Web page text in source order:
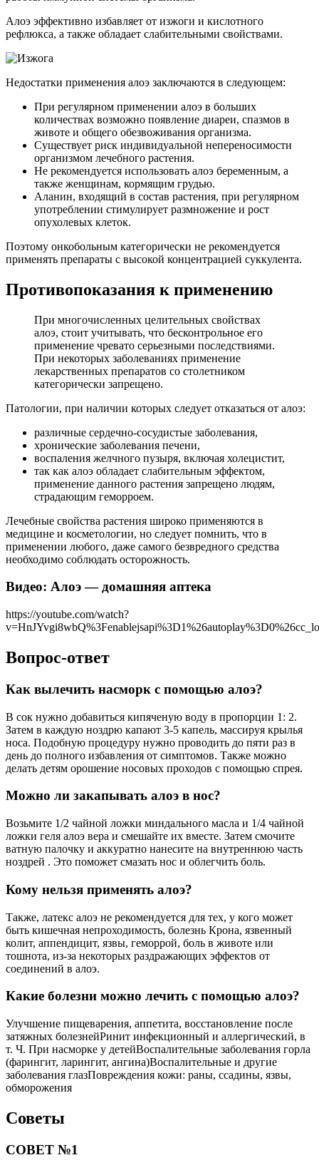
Алоэ эффективно избавляет от изжоги и кислотного
рефлюкса, а также обладает слабительными свойствами.
Недостатки применения алоэ заключаются в следующем:
При регулярном применении алоэ в больших
количествах возможно появление диареи, спазмов в
животе и общего обезвоживания организма.
Существует риск индивидуальной непереносимости
организмом лечебного растения.
Не рекомендуется использовать алоэ беременным, а
также женщинам, кормящим грудью.
Аланин, входящий в состав растения, при регулярном
употреблении стимулирует размножение и рост
опухолевых клеток.
Поэтому онкобольным категорически не рекомендуется
применять препараты с высокой концентрацией суккулента.
Противопоказания к применению
При многочисленных целительных свойствах
алоэ, стоит учитывать, что бесконтрольное его
применение чревато серьезными последствиями.
При некоторых заболеваниях применение
лекарственных препаратов со столетником
категорически запрещено.
Патологии, при наличии которых следует отказаться от алоэ:
различные сердечно-сосудистые заболевания,
хронические заболевания печени,
воспаления желчного пузыря, включая холецистит,
так как алоэ обладает слабительным эффектом,
применение данного растения запрещено людям,
страдающим геморроем.
Лечебные свойства растения широко применяются в
медицине и косметологии, но следует помнить, что в
применении любого, даже самого безвредного средства
необходимо соблюдать осторожность.
Видео: Алоэ — домашняя аптека
https://youtube.com/watch?
Вопрос-ответ
Как вылечить насморк с помощью алоэ?
В сок нужно добавиться кипяченую воду в пропорции 1: 2.
Затем в каждую ноздрю капают 3-5 капель, массируя крылья
носа. Подобную процедуру нужно проводить до пяти раз в
день до полного избавления от симптомов. Также можно
делать детям орошение носовых проходов с помощью спрея.
Можно ли закапывать алоэ в нос?
Возьмите 1/2 чайной ложки миндального масла и 1/4 чайной
ложки геля алоэ вера и смешайте их вместе. Затем смочите
ватную палочку и аккуратно нанесите на внутреннюю часть
ноздрей . Это поможет смазать нос и облегчить боль.
Кому нельзя применять алоэ?
Также, латекс алоэ не рекомендуется для тех, у кого может
быть кишечная непроходимость, болезнь Крона, язвенный
колит, аппендицит, язвы, геморрой, боль в животе или
тошнота, из-за некоторых раздражающих эффектов от
соединений в алоэ.
Какие болезни можно лечить с помощью алоэ?
Улучшение пищеварения, аппетита, восстановление после
затяжных болезнейРинит инфекционный и аллергический, в
т. Ч. При насморке у детейВоспалительные заболевания горла
(фарингит, ларингит, ангина)Воспалительные и другие
заболевания глазПовреждения кожи: раны, ссадины, язвы,
обморожения
Советы
СОВЕТ №1